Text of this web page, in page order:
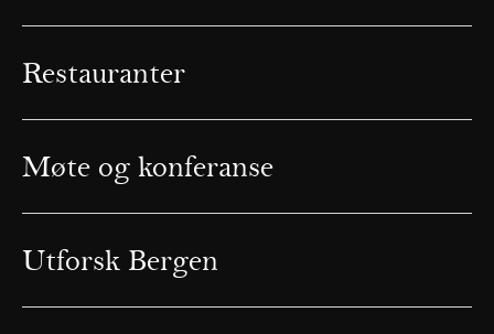
Restauranter
Møte og konferanse
Utforsk Bergen